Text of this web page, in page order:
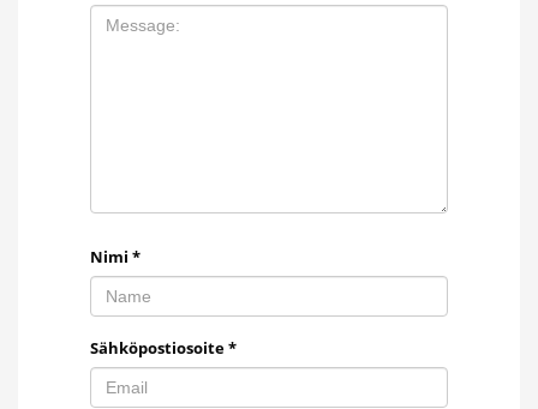
Nimi *
Sähköpostiosoite*